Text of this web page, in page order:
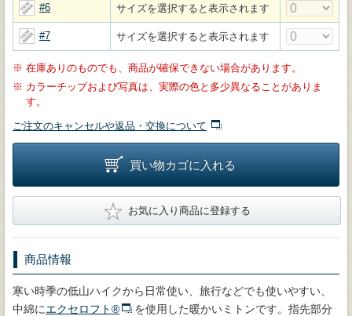
#6 サイズを選択すると表示されます
#7 サイズを選択すると表示されます
※ 在庫ありのものでも、商品が確保できない場合があります。
※ カラーチップおよび写真は、実際の色と多少異なることがありま
す。
ご注文のキャンセルや返品・交換について
買い物カゴに入れる
★ お気に入り商品に登録する
商品情報
寒い時季の低山ハイクから日常使い、旅行などでも使いやすい、
中綿にエクセロフト®
を使用した暖かいミトンです。指先部分